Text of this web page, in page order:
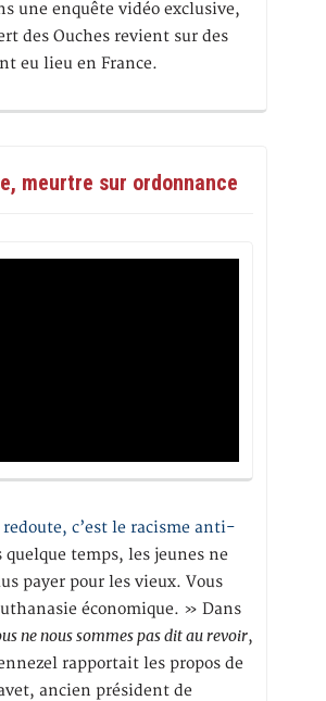
une enquête vidéo exclusive,
des Ouches revient sur des
eu lieu en France.
meurtre sur ordonnance
redoute, c’est le racisme anti-
quelque temps, les jeunes ne
payer pour les vieux. Vous
économique. » Dans
ne nous sommes pas dit au revoir,
rapportait les propos de
ancien président de